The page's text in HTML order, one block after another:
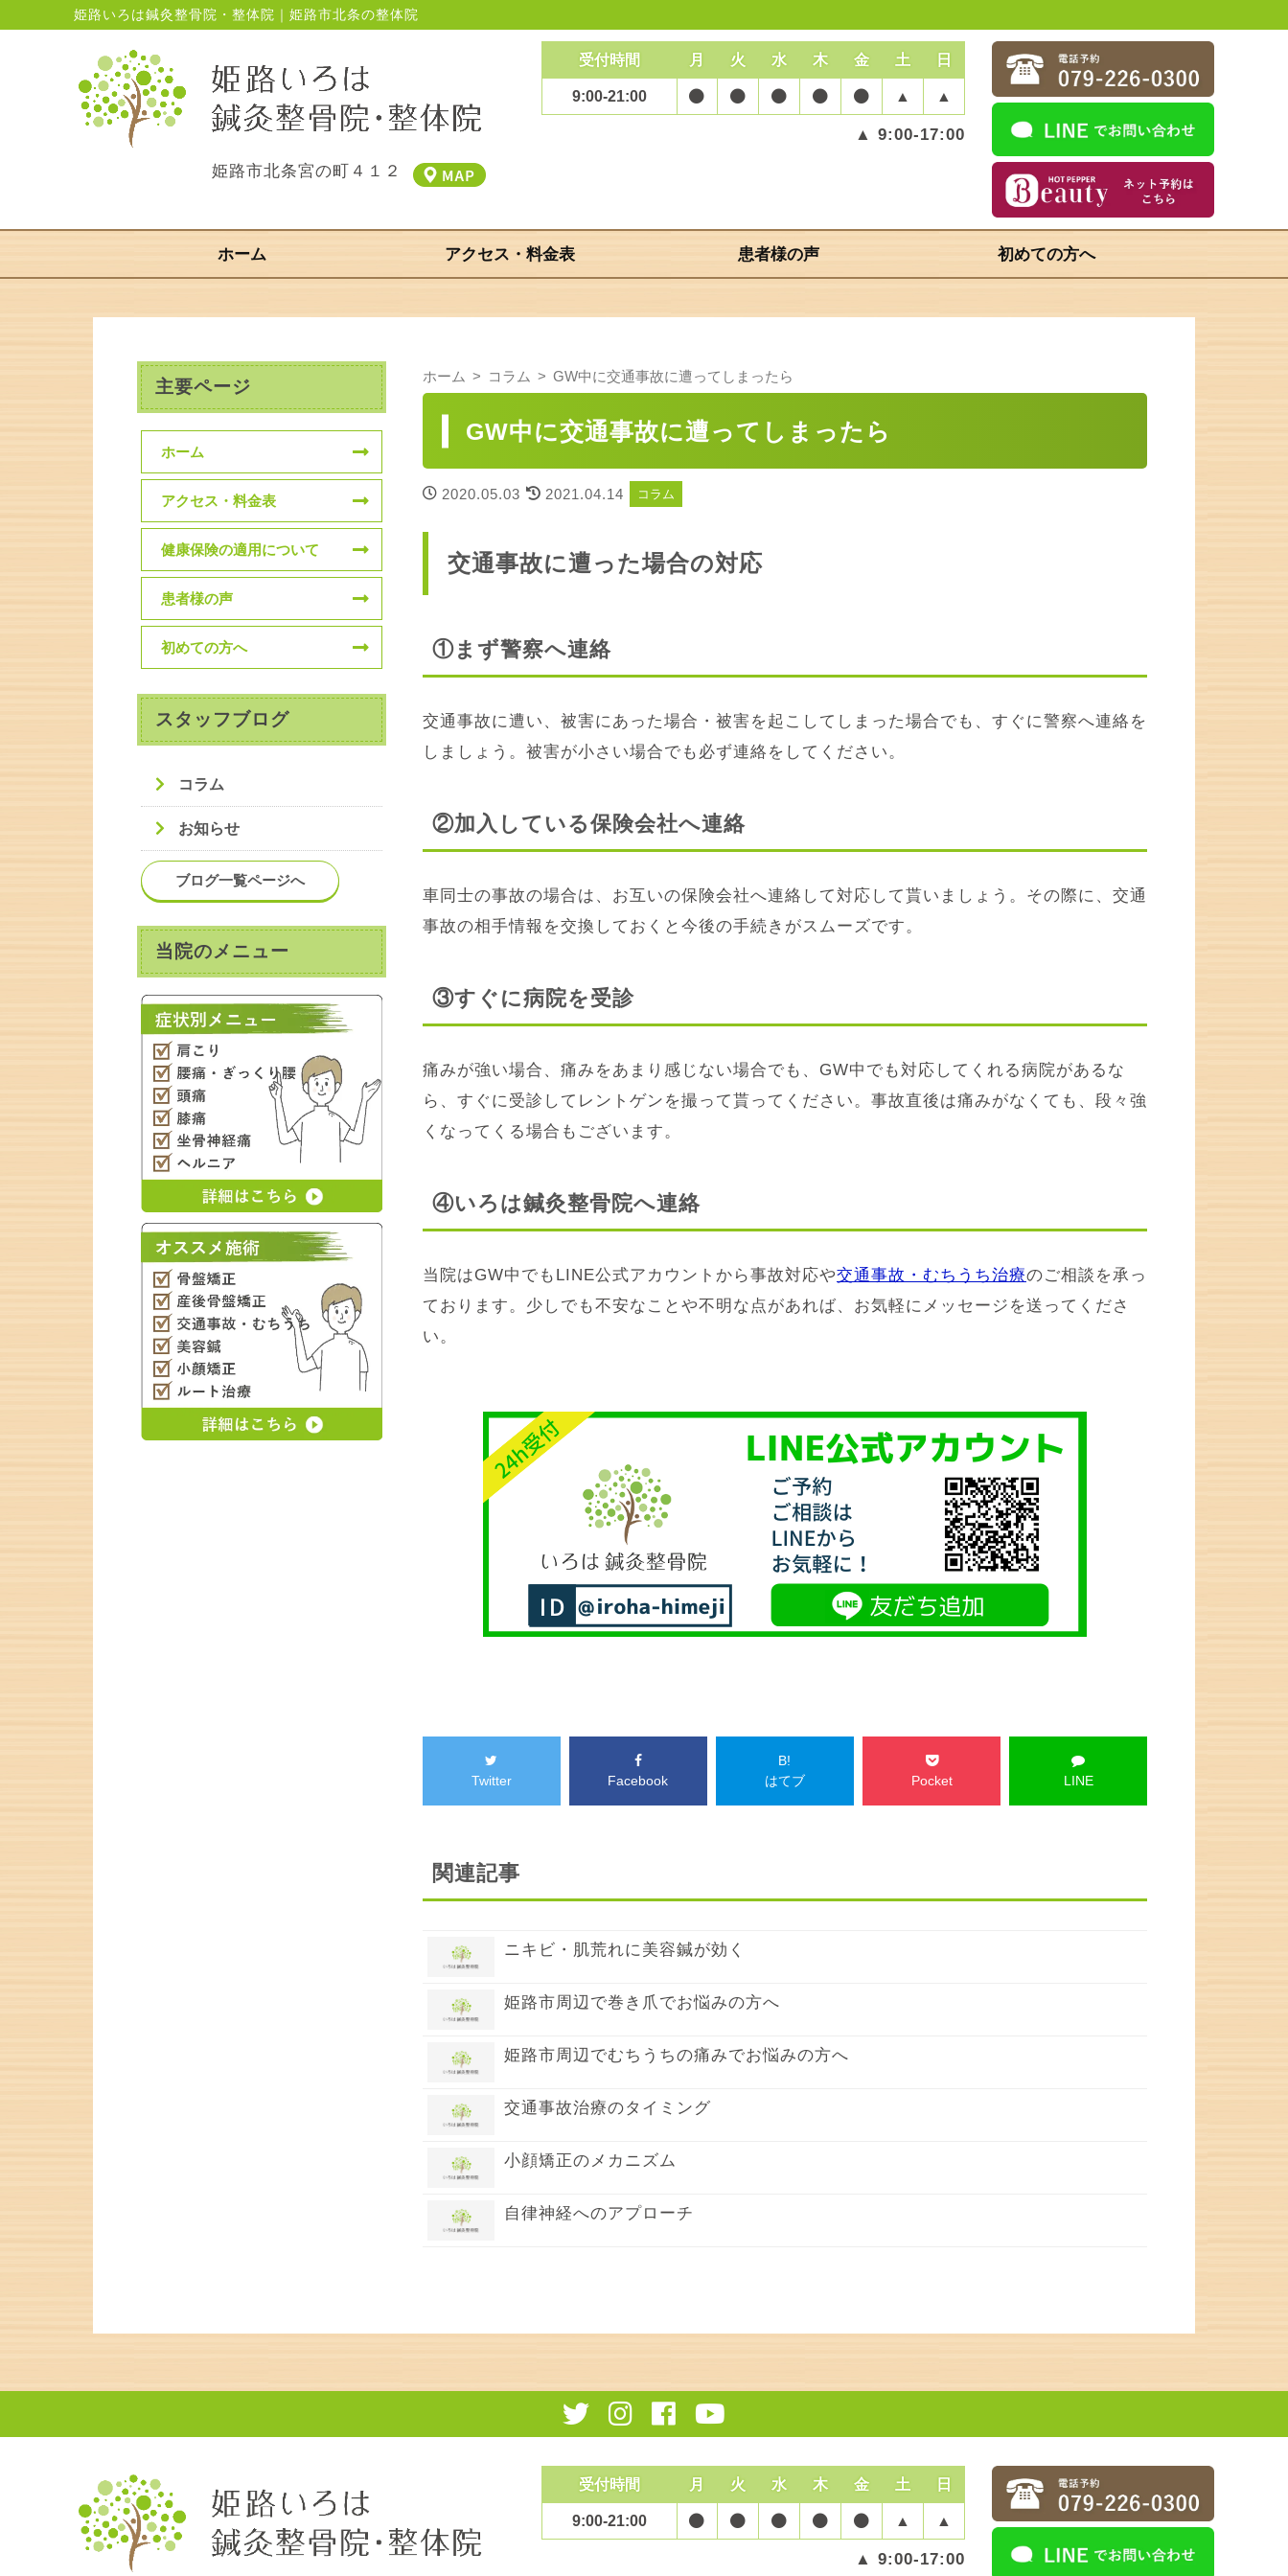
姫路いろは鍼灸整骨院・整体院｜姫路市北条の整体院
姫路市北条宮の町４１２
受付時間 月 火 水 木 金 土 日
9:00-21:00 ▲ ▲
▲ 9:00-17:00
ホーム アクセス・料金表 患者様の声 初めての方へ
ホーム コラム GW中に交通事故に遭ってしまったら
GW中に交通事故に遭ってしまったら
2020.05.03 2021.04.14 コラム
交通事故に遭った場合の対応
①まず警察へ連絡
交通事故に遭い、被害にあった場合・被害を起こしてしまった場合でも、すぐに警察へ連絡を
しましょう。被害が小さい場合でも必ず連絡をしてください。
②加入している保険会社へ連絡
車同士の事故の場合は、お互いの保険会社へ連絡して対応して貰いましょう。その際に、交通
事故の相手情報を交換しておくと今後の手続きがスムーズです。
③すぐに病院を受診
痛みが強い場合、痛みをあまり感じない場合でも、GW中でも対応してくれる病院があるな
ら、すぐに受診してレントゲンを撮って貰ってください。事故直後は痛みがなくても、段々強
くなってくる場合もございます。
④いろは鍼灸整骨院へ連絡
当院はGW中でもLINE公式アカウントから事故対応や交通事故・むちうち治療のご相談を承っ
ております。少しでも不安なことや不明な点があれば、お気軽にメッセージを送ってくださ
い。
Twitter Facebook
B!
はてブ
Pocket LINE
関連記事
ニキビ・肌荒れに美容鍼が効く
姫路市周辺で巻き爪でお悩みの方へ
姫路市周辺でむちうちの痛みでお悩みの方へ
交通事故治療のタイミング
小顔矯正のメカニズム
自律神経へのアプローチ
主要ページ
ホーム
アクセス・料金表
健康保険の適用について
患者様の声
初めての方へ
スタッフブログ
コラム
お知らせ
ブログ一覧ページへ
当院のメニュー
受付時間 月 火 水 木 金 土 日
9:00-21:00 ▲ ▲
▲ 9:00-17:00